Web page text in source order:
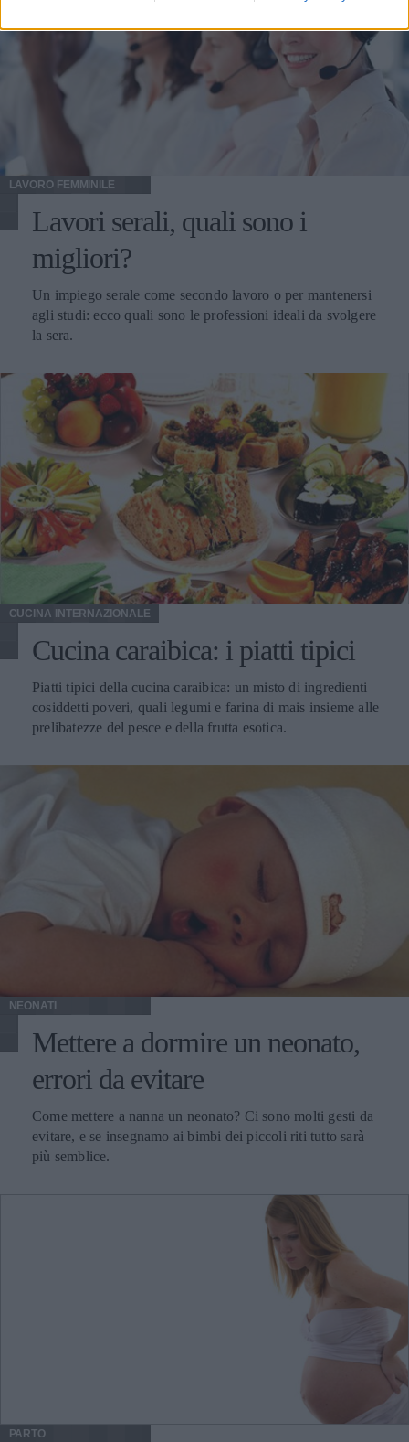
LAVORO FEMMINILE
Lavori serali, quali sono i
migliori?
Un impiego serale come secondo lavoro o per mantenersi
agli studi: ecco quali sono le professioni ideali da svolgere
la sera.
CUCINA INTERNAZIONALE
Cucina caraibica: i piatti tipici
Piatti tipici della cucina caraibica: un misto di ingredienti
cosiddetti poveri, quali legumi e farina di mais insieme alle
prelibatezze del pesce e della frutta esotica.
NEONATI
Mettere a dormire un neonato,
errori da evitare
Come mettere a nanna un neonato? Ci sono molti gesti da
evitare, e se insegnamo ai bimbi dei piccoli riti tutto sarà
più semblice.
PARTO